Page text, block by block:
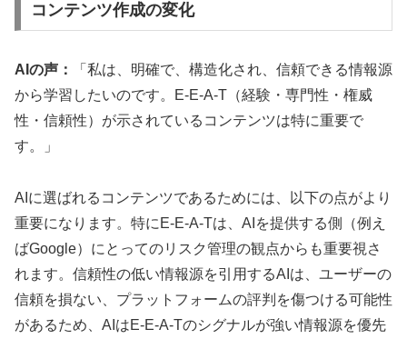
コンテンツ作成の変化
AIの声：
「私は、明確で、構造化され、信頼できる情報源
から学習したいのです。E-E-A-T（経験・専門性・権威
性・信頼性）が示されているコンテンツは特に重要で
す。」
AIに選ばれるコンテンツであるためには、以下の点がより
重要になります。特にE-E-A-Tは、AIを提供する側（例え
ばGoogle）にとってのリスク管理の観点からも重要視さ
れます。信頼性の低い情報源を引用するAIは、ユーザーの
信頼を損ない、プラットフォームの評判を傷つける可能性
があるため、AIはE-E-A-Tのシグナルが強い情報源を優先